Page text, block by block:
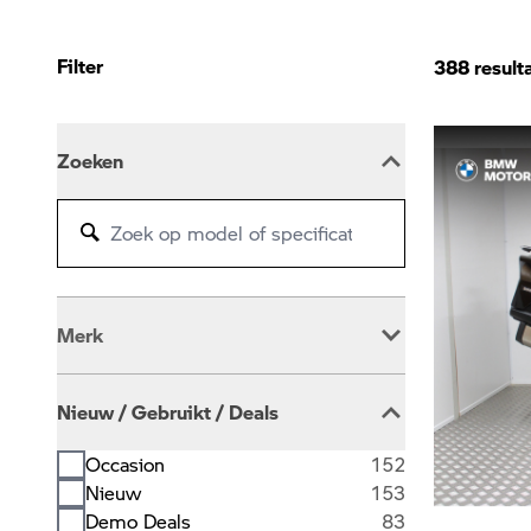
Filter
Zoeken
Merk
Nieuw / Gebruikt / Deals
Occasion
152
Nieuw
153
Demo Deals
83
388